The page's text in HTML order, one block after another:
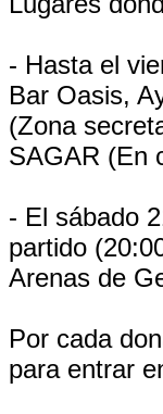
- Hasta el
Bar Oasis,
(Zona
SAGAR (En
- El sábado
partido
Arenas de
Por cada
para entrar